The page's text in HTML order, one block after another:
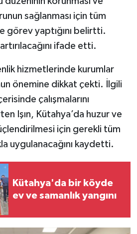
sağlanması için tüm
görev yaptığını belirtti.
ifade etti.
hizmetlerinde kurumlar
önemine dikkat çekti. İlgili
çalışmalarını
Işın, Kütahya’da huzur ve
için gerekli tüm
uygulanacağını kaydetti.
Kütahya'da bir köyde
ev ve samanlık yangını